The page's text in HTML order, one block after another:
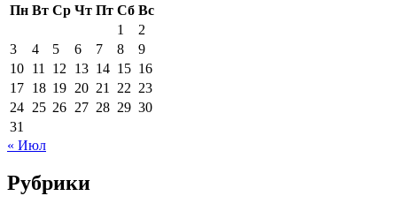
Пн Вт Ср Чт Пт Сб Вс
1
2
3
4 5 6 7 8
9
10 11 12 13 14 15 16
17 18 19 20 21 22 23
24 25 26 27 28 29 30
31
« Июл
Рубрики